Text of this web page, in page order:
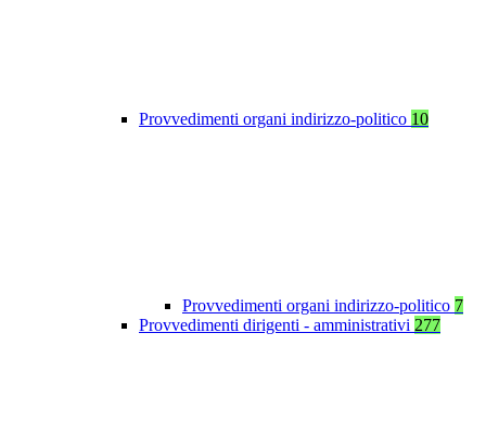
Provvedimenti organi indirizzo-politico 10
Provvedimenti organi indirizzo-politico 7
Provvedimenti dirigenti - amministrativi 277